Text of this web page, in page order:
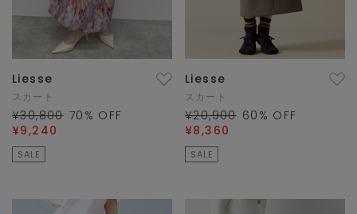
Liesse
スカート
¥30,800 70 % OFF
¥9,240
SALE
Liesse
スカート
¥20,900 60 % OFF
¥8,360
SALE